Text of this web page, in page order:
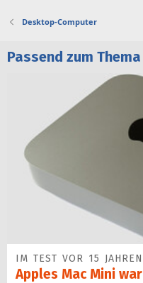
Desktop-Computer
Passend zum Thema
IM TEST VOR 15 JAHREN
Apples Mac Mini